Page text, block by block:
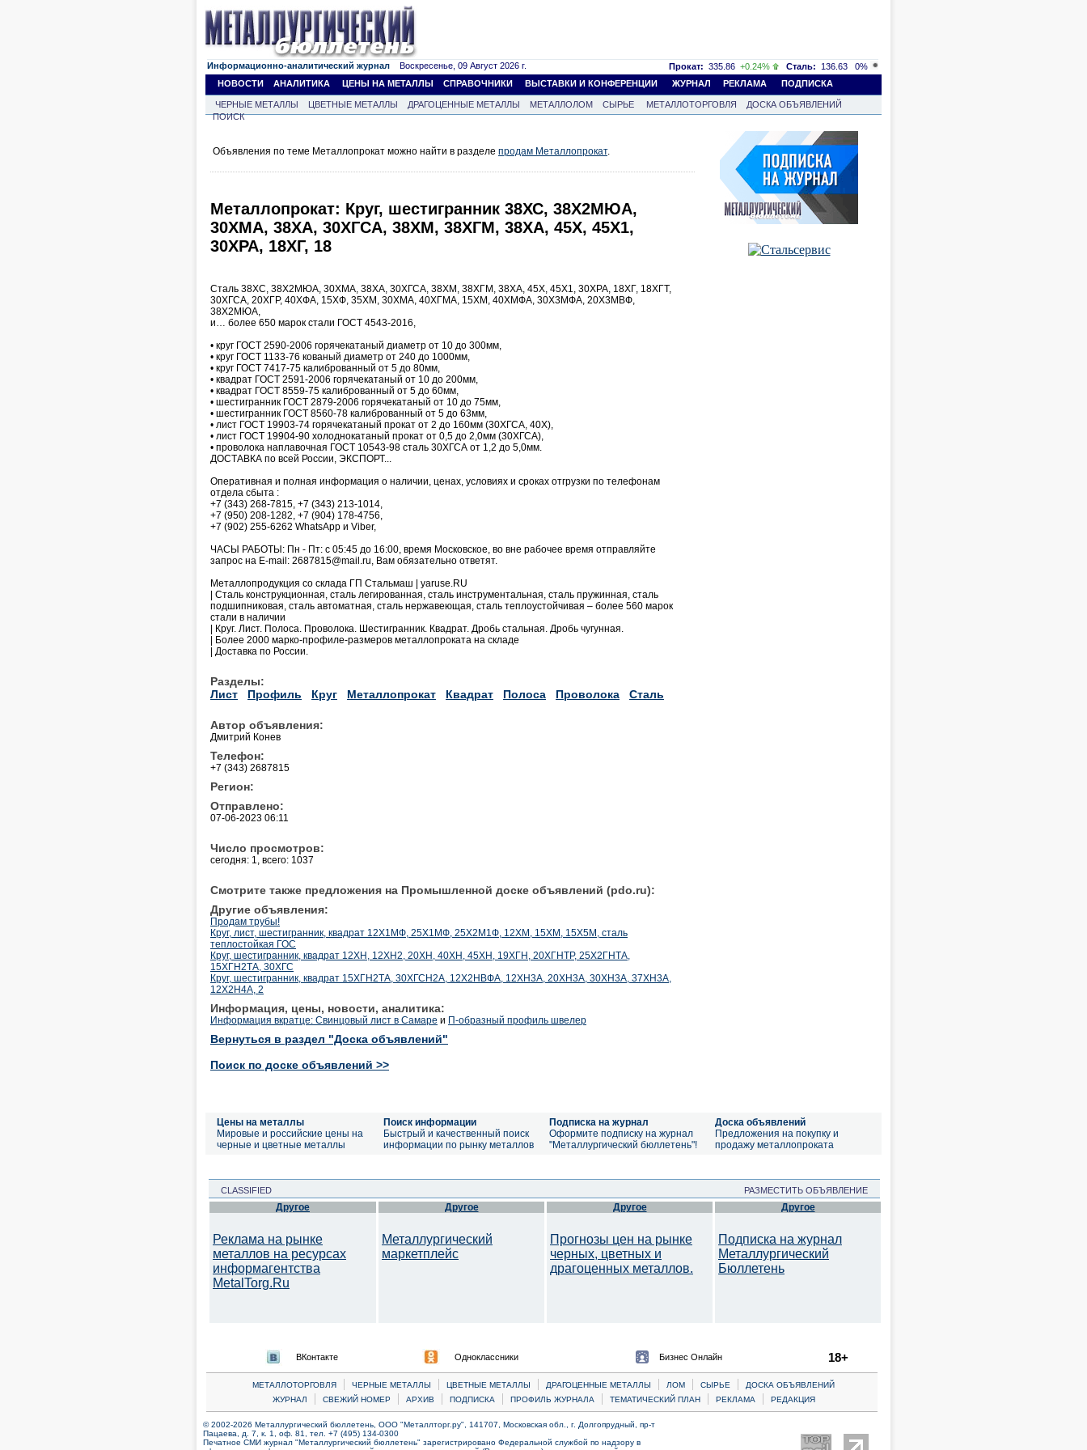
Информационно-аналитический журнал Воскресенье, 09 Август 2026 г. Прокат: 335.86 +0.24% Сталь: 136.63
0%
НОВОСТИ
АНАЛИТИКА ЦЕНЫ НА МЕТАЛЛЫ СПРАВОЧНИКИ ВЫСТАВКИ И КОНФЕРЕНЦИИ ЖУРНАЛ РЕКЛАМА ПОДПИСКА
ЧЕРНЫЕ МЕТАЛЛЫ ЦВЕТНЫЕ МЕТАЛЛЫ ДРАГОЦЕННЫЕ МЕТАЛЛЫ МЕТАЛЛОЛОМ СЫРЬЕ МЕТАЛЛОТОРГОВЛЯ
ДОСКА ОБЪЯВЛЕНИЙ
ПОИСК
Объявления по теме Металлопрокат можно найти в разделе продам Металлопрокат.
Металлопрокат: Круг, шестигранник 38ХС, 38Х2МЮА,
30ХМА, 38ХА, 30ХГСА, 38ХМ, 38ХГМ, 38ХА, 45Х, 45Х1,
30ХРА, 18ХГ, 18
Сталь 38ХС, 38Х2МЮА, 30ХМА, 38ХА, 30ХГСА, 38ХМ, 38ХГМ, 38ХА, 45Х, 45Х1, 30ХРА, 18ХГ, 18ХГТ,
30ХГСА, 20ХГР, 40ХФА, 15ХФ, 35ХМ, 30ХМА, 40ХГМА, 15ХМ, 40ХМФА, 30Х3МФА, 20Х3МВФ,
38Х2МЮА,
и… более 650 марок стали ГОСТ 4543-2016,
• круг ГОСТ 2590-2006 горячекатаный диаметр от 10 до 300мм,
• круг ГОСТ 1133-76 кованый диаметр от 240 до 1000мм,
• круг ГОСТ 7417-75 калиброванный от 5 до 80мм,
• квадрат ГОСТ 2591-2006 горячекатаный от 10 до 200мм,
• квадрат ГОСТ 8559-75 калиброванный от 5 до 60мм,
• шестигранник ГОСТ 2879-2006 горячекатаный от 10 до 75мм,
• шестигранник ГОСТ 8560-78 калиброванный от 5 до 63мм,
• лист ГОСТ 19903-74 горячекатаный прокат от 2 до 160мм (30ХГСА, 40Х),
• лист ГОСТ 19904-90 холоднокатаный прокат от 0,5 до 2,0мм (30ХГСА),
• проволока наплавочная ГОСТ 10543-98 сталь 30ХГСА от 1,2 до 5,0мм.
ДОСТАВКА по всей России, ЭКСПОРТ...
Оперативная и полная информация о наличии, ценах, условиях и сроках отгрузки по телефонам
отдела сбыта :
+7 (343) 268-7815, +7 (343) 213-1014,
+7 (950) 208-1282, +7 (904) 178-4756,
+7 (902) 255-6262 WhatsApp и Viber,
ЧАСЫ РАБОТЫ: Пн - Пт: с 05:45 до 16:00, время Московское, во вне рабочее время отправляйте
запрос на E-mail: 2687815@mail.ru, Вам обязательно ответят.
Металлопродукция со склада ГП Стальмаш | yaruse.RU
| Сталь конструкционная, сталь легированная, сталь инструментальная, сталь пружинная, сталь
подшипниковая, сталь автоматная, сталь нержавеющая, сталь теплоустойчивая – более 560 марок
стали в наличии
| Круг. Лист. Полоса. Проволока. Шестигранник. Квадрат. Дробь стальная. Дробь чугунная.
| Более 2000 марко-профиле-размеров металлопроката на складе
| Доставка по России.
Разделы:
Лист
Профиль Круг Металлопрокат Квадрат Полоса Проволока Сталь
Автор объявления:
Дмитрий Конев
Телефон:
+7 (343) 2687815
Регион:
Отправлено:
07-06-2023 06:11
Число просмотров:
сегодня: 1, всего: 1037
Смотрите также предложения на Промышленной доске объявлений (pdo.ru):
Другие объявления:
Продам трубы!
Круг, лист, шестигранник, квадрат 12Х1МФ, 25Х1МФ, 25Х2М1Ф, 12ХМ, 15ХМ, 15Х5М, сталь
теплостойкая ГОС
Круг, шестигранник, квадрат 12ХН, 12ХН2, 20ХН, 40ХН, 45ХН, 19ХГН, 20ХГНТР, 25Х2ГНТА,
15ХГН2ТА, 30ХГС
Круг, шестигранник, квадрат 15ХГН2ТА, 30ХГСН2А, 12Х2НВФА, 12ХН3А, 20ХН3А, 30ХН3А, 37ХН3А,
12Х2Н4А, 2
Информация, цены, новости, аналитика:
Информация вкратце: Свинцовый лист в Самаре и П-образный профиль швелер
Вернуться в раздел "Доска объявлений"
Поиск по доске объявлений >>
Цены на металлы
Мировые и российские цены на
черные и цветные металлы
Поиск информации
Быстрый и качественный поиск
информации по рынку металлов
Подписка на журнал
Оформите подписку на журнал
"Металлургический бюллетень"!
Доска объявлений
Предложения на покупку и
продажу металлопроката
CLASSIFIED РАЗМЕСТИТЬ ОБЪЯВЛЕНИЕ
Другое
Реклама на рынке
металлов на ресурсах
информагентства
MetalTorg.Ru
Другое
Металлургический
маркетплейс
Другое
Прогнозы цен на рынке
черных, цветных и
драгоценных металлов.
Другое
Подписка на журнал
Металлургический
Бюллетень
ВКонтакте Одноклассники Бизнес Онлайн 18+
МЕТАЛЛОТОРГОВЛЯ | ЧЕРНЫЕ МЕТАЛЛЫ | ЦВЕТНЫЕ МЕТАЛЛЫ | ДРАГОЦЕННЫЕ МЕТАЛЛЫ | ЛОМ | CЫРЬЕ |
ДОСКА ОБЪЯВЛЕНИЙ
ЖУРНАЛ
| СВЕЖИЙ НОМЕР | АРХИВ | ПОДПИСКА | ПРОФИЛЬ ЖУРНАЛА | ТЕМАТИЧЕСКИЙ ПЛАН | РЕКЛАМА | РЕДАКЦИЯ
© 2002-2026 Металлургический бюллетень, ООО "Металлторг.ру", 141707, Московская обл., г. Долгопрудный, пр-т
Пацаева, д. 7, к. 1, оф. 81, тел. +7 (495) 134-0300
Печатное СМИ журнал "Металлургический бюллетень" зарегистрировано Федеральной службой по надзору в